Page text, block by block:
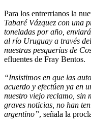
Para los entrerrianos la
Tabaré Vázquez con una
toneladas por año,
al río Uruguay a través
nuestras pesquerías de
efluentes de Fray Bentos.
“Insistimos en que las
acuerdo y efectúen ya en
nuestro viejo reclamo, sin
graves noticias, no han
argentino”, señala la